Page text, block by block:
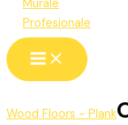
Wood Floors - Plank